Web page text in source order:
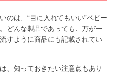
のは、“目に入れてもいい”ベビー
どんな製品であっても、万が一
すように商品にも記載されてい
、知っておきたい注意点もあり